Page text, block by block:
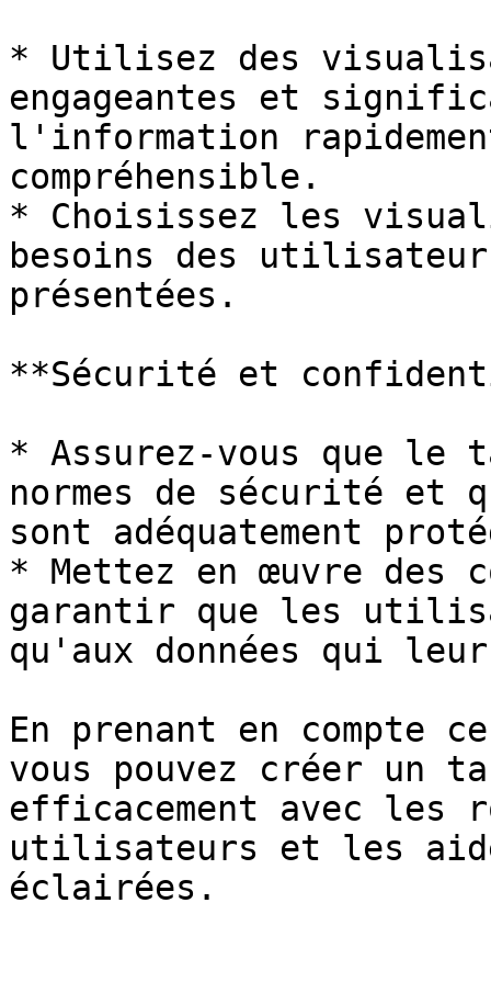
* Utilisez des
engageantes et
l'information
compréhensible.
* Choisissez les
besoins des
présentées.
**Sécurité et
* Assurez-vous que le
normes de sécurité et
sont adéquatement
* Mettez en œuvre des
garantir que les
qu'aux données qui
En prenant en compte
vous pouvez créer un
efficacement avec les
utilisateurs et les